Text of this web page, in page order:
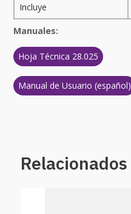
Incluye
Manuales:
Hoja Técnica 28.025
Manual de Usuario (español)
Relacionados